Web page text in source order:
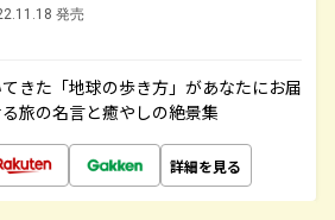
発売
きた「地球の歩き方」があなたにお届
旅の名言と癒やしの絶景集
詳細を見る